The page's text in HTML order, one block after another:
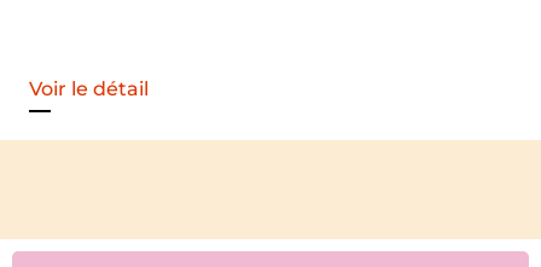
Voir le détail